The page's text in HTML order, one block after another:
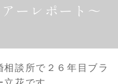
ーレポート～
談所で２６年目ブラ